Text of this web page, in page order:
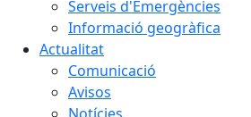
Serveis d'Emergències
Informació geogràfica
Actualitat
Comunicació
Avisos